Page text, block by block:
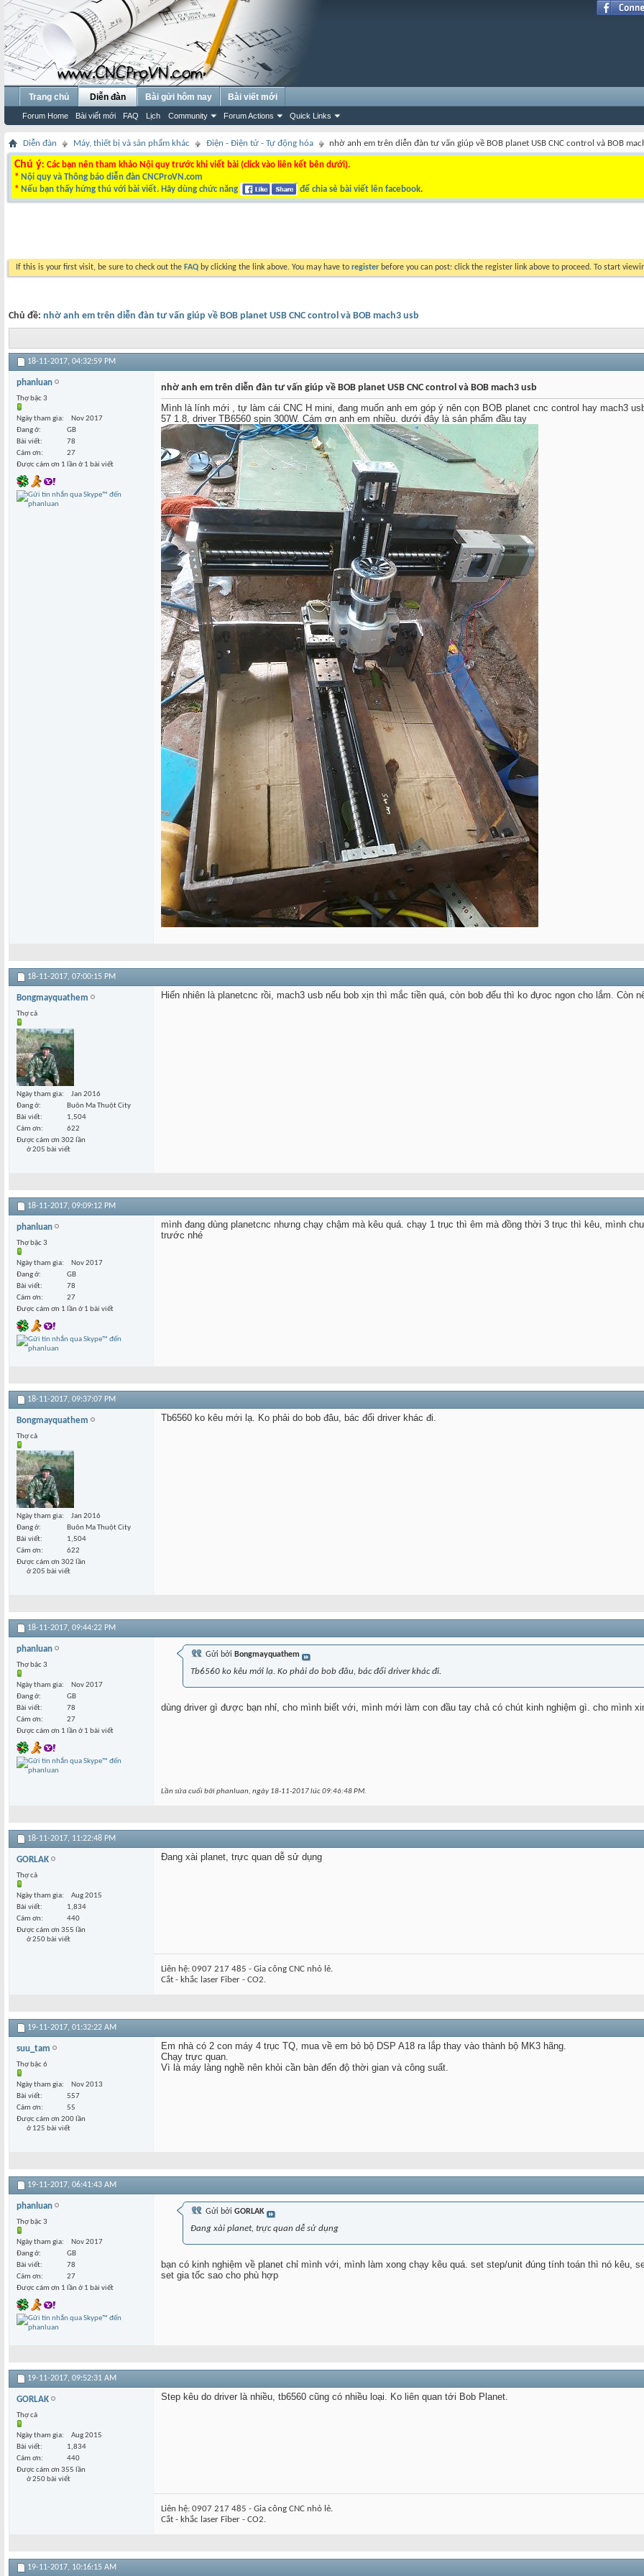
Trang chủ Diễn đàn
Forum Home Bài viết mới FAQ Lịch Community Forum Actions Quick Links
Bài gửi hôm nay Bài viết mới
Diễn đàn Máy, thiết bị và sản phẩm khác Điện - Điện tử - Tự động hóa nhờ anh em trên diễn đàn tư vấn giúp về BOB planet USB CNC control và BOB
Chú ý: Các bạn nên tham khảo Nội quy trước khi viết bài (click vào liên kết bên dưới).
* Nội quy và Thông báo diễn đàn CNCProVN.com
* Nếu bạn thấy hứng thú với bài viết. Hãy dùng chức năng để chia sẻ bài viết lên facebook.
If this is your first visit, be sure to check out the FAQ by clicking the link above. You may have to register before you can post: click the register link above to proceed. To start
Chủ đề: nhờ anh em trên diễn đàn tư vấn giúp về BOB planet USB CNC control và BOB mach3 usb
18-11-2017, 04:32:59 PM
phanluan
Thợ bậc 3
Ngày tham gia
Nov 2017
Đang ở
GB
Bài viết
78
Cám ơn
27
Được cám ơn 1 lần ở 1 bài viết
nhờ anh em trên diễn đàn tư vấn giúp về BOB planet USB CNC control và BOB mach3 usb
Mình là lính mới , tự làm cái CNC H mini, đang muốn anh em góp ý nên cọn BOB planet cnc control hay mach3
57 1.8, driver TB6560 spin 300W. Cám ơn anh em nhiều. dưới đây là sản phẩm đầu tay
18-11-2017, 07:00:15 PM
Bongmayquathem
Thợ cả
Ngày tham gia
Jan 2016
Đang ở
Buôn Ma Thuột City
Bài viết
1,504
Cám ơn
622
Được cám ơn 302 lần
ở 205 bài viết
Hiển nhiên là planetcnc rồi, mach3 usb nếu bob xịn thì mắc tiền quá, còn bob đểu thì ko đựoc ngon cho lắm. Còn
18-11-2017, 09:09:12 PM
phanluan
Thợ bậc 3
Ngày tham gia
Nov 2017
Đang ở
GB
Bài viết
78
Cám ơn
27
Được cám ơn 1 lần ở 1 bài viết
mình đang dùng planetcnc nhưng chạy chậm mà kêu quá. chạy 1 trục thì êm mà đồng thời 3 trục thì kêu, mình
trước nhé
18-11-2017, 09:37:07 PM
Bongmayquathem
Thợ cả
Ngày tham gia
Jan 2016
Đang ở
Buôn Ma Thuột City
Bài viết
1,504
Cám ơn
622
Được cám ơn 302 lần
ở 205 bài viết
Tb6560 ko kêu mới lạ. Ko phải do bob đâu, bác đổi driver khác đi.
18-11-2017, 09:44:22 PM
phanluan
Thợ bậc 3
Ngày tham gia
Nov 2017
Đang ở
GB
Bài viết
78
Cám ơn
27
Được cám ơn 1 lần ở 1 bài viết
Gửi bởi Bongmayquathem
Tb6560 ko kêu mới lạ. Ko phải do bob đâu, bác đổi driver khác đi.
dùng driver gì được bạn nhỉ, cho mình biết với, mình mới làm con đầu tay chả có chút kinh nghiệm gì. cho mình
Lần sửa cuối bởi phanluan, ngày 18-11-2017 lúc09:46:48 PM.
18-11-2017, 11:22:48 PM
GORLAK
Thợ cả
Ngày tham gia
Aug 2015
Bài viết
1,834
Cám ơn
440
Được cám ơn 355 lần
ở 250 bài viết
Đang xài planet, trực quan dễ sử dụng
Liên hệ: 0907 217 485 - Gia công CNC nhỏ lẻ.
Cắt - khắc laser Fiber - CO2.
19-11-2017, 01:32:22 AM
suu_tam
Thợ bậc 6
Ngày tham gia
Nov 2013
Bài viết
557
Cám ơn
55
Được cám ơn 200 lần
ở 125 bài viết
Em nhà có 2 con máy 4 trục TQ, mua về em bỏ bộ DSP A18 ra lắp thay vào thành bộ MK3 hãng.
Chạy trực quan.
Vì là máy làng nghề nên khỏi cần bàn đến độ thời gian và công suất.
19-11-2017, 06:41:43 AM
phanluan
Thợ bậc 3
Ngày tham gia
Nov 2017
Đang ở
GB
Bài viết
78
Cám ơn
27
Được cám ơn 1 lần ở 1 bài viết
Gửi bởi GORLAK
Đang xài planet, trực quan dễ sử dụng
bạn có kinh nghiệm về planet chỉ mình với, mình làm xong chạy kêu quá. set step/unit đúng tính toán thì nó kêu,
set gia tốc sao cho phù hợp
19-11-2017, 09:52:31 AM
GORLAK
Thợ cả
Ngày tham gia
Aug 2015
Bài viết
1,834
Cám ơn
440
Được cám ơn 355 lần
ở 250 bài viết
Step kêu do driver là nhiều, tb6560 cũng có nhiều loại. Ko liên quan tới Bob Planet.
Liên hệ: 0907 217 485 - Gia công CNC nhỏ lẻ.
Cắt - khắc laser Fiber - CO2.
19-11-2017, 10:16:15 AM